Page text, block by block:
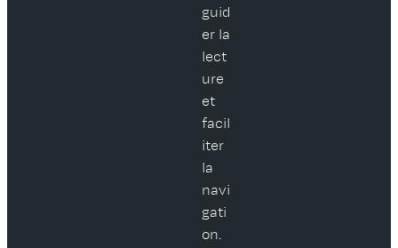
guid
er la
lect
ure
et
facil
iter
la
navi
gati
on.